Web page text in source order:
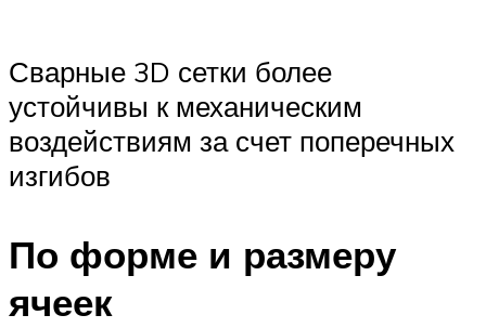
Сварные 3D сетки более
устойчивы к механическим
воздействиям за счет поперечных
изгибов
По форме и размеру
ячеек